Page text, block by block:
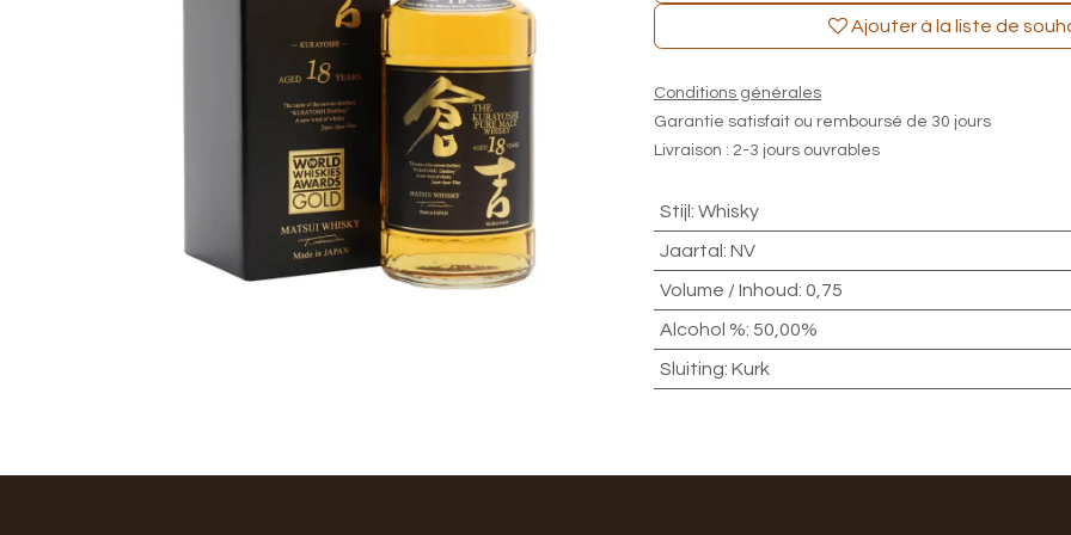
Ajouter à la liste de
Conditions générales
Garantie satisfait ou remboursé de 30 jours
Livraison : 2-3 jours ouvrables
Stijl : Whisky
Jaartal : NV
Volume / Inhoud: 0,75
Alcohol %: 50,00%
Sluiting: Kurk